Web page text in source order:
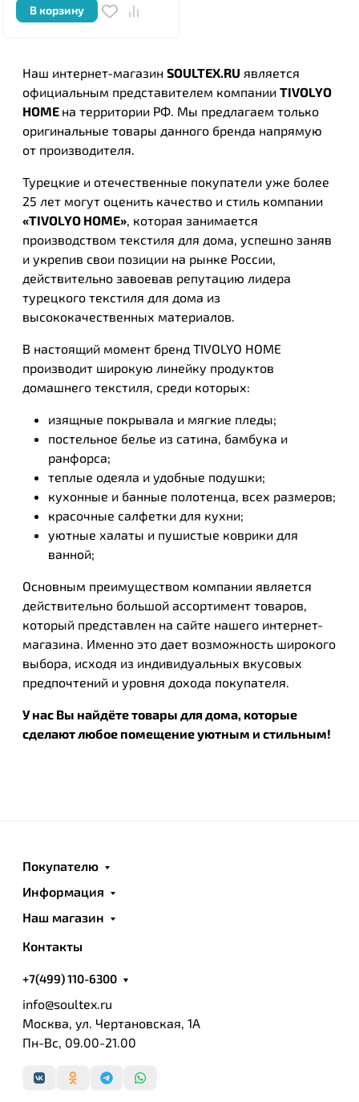
В корзину
Наш интернет-магазин SOULTEX.RU является
официальным представителем компании TIVOLYO
HOME на территории РФ. Мы предлагаем только
оригинальные товары данного бренда напрямую
от производителя.
Турецкие и отечественные покупатели уже более
25 лет могут оценить качество и стиль компании
«TIVOLYO HOME», которая занимается
производством текстиля для дома, успешно заняв
и укрепив свои позиции на рынке России,
действительно завоевав репутацию лидера
турецкого текстиля для дома из
высококачественных материалов.
В настоящий момент бренд TIVOLYO HOME
производит широкую линейку продуктов
домашнего текстиля, среди которых:
изящные покрывала и мягкие пледы;
постельное белье из сатина, бамбука и
ранфорса;
теплые одеяла и удобные подушки;
кухонные и банные полотенца, всех размеров;
красочные салфетки для кухни;
уютные халаты и пушистые коврики для
ванной;
Основным преимуществом компании является
действительно большой ассортимент товаров,
который представлен на сайте нашего интернет-
магазина. Именно это дает возможность широкого
выбора, исходя из индивидуальных вкусовых
предпочтений и уровня дохода покупателя.
У нас Вы найдёте товары для дома, которые
сделают любое помещение уютным и стильным!
Покупателю
Информация
Наш магазин
Контакты
+7(499) 110-6300
info@soultex.ru
Москва, ул. Чертановская, 1А
Пн-Вс, 09.00-21.00